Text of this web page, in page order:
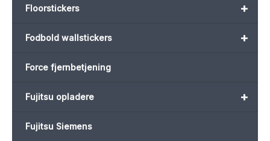
+
Floorstickers
+
Fodbold wallstickers
Force fjernbetjening
+
Fujitsu opladere
Fujitsu Siemens